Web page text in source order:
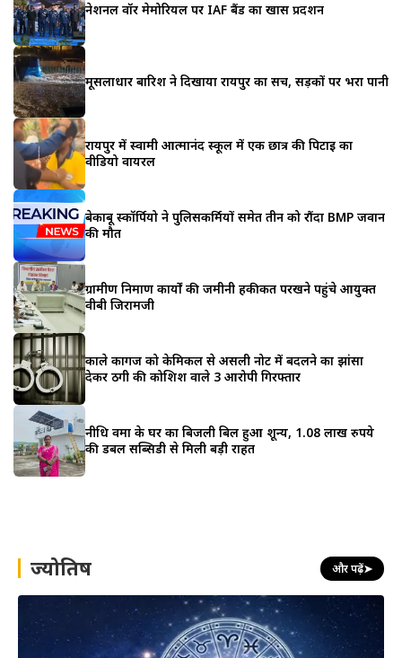
नेशनल वॉर मेमोरियल पर IAF बैंड का खास प्रदर्शन
मूसलाधार बारिश ने दिखाया रायपुर का सच, सड़कों पर भरा पानी
रायपुर में स्वामी आत्मानंद स्कूल में एक छात्र की पिटाई का
वीडियो वायरल
बेकाबू स्कॉर्पियो ने पुलिसकर्मियों समेत तीन को रौंदा BMP जवान
की मौत
ग्रामीण निर्माण कार्यों की जमीनी हकीकत परखने पहुंचे आयुक्त
वीबी जिरामजी
काले कागज को केमिकल से असली नोट में बदलने का झांसा
देकर ठगी की कोशिश वाले 3 आरोपी गिरफ्तार
नीधि वर्मा के घर का बिजली बिल हुआ शून्य, 1.08 लाख रुपये
की डबल सब्सिडी से मिली बड़ी राहत
ज्योतिष और पढ़ें➤